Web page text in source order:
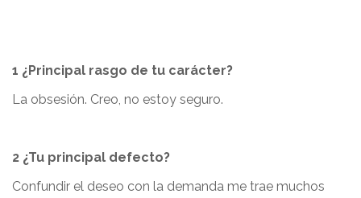
1 ¿Principal rasgo de tu carácter?
La obsesión. Creo, no estoy seguro.
2 ¿Tu principal defecto?
Confundir el deseo con la demanda me trae muchos